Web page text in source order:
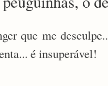
que me
é insuperável!